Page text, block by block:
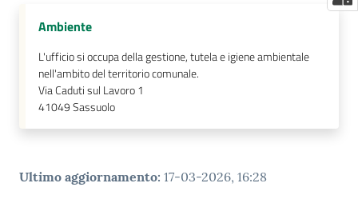
Ambiente
L'ufficio si occupa della gestione, tutela e igiene ambientale
nell'ambito del territorio comunale.
Via Caduti sul Lavoro 1
41049Sassuolo
Ultimo aggiornamento: 17-03-2026, 16:28